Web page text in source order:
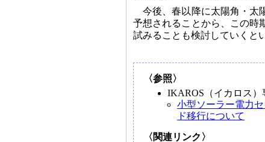
今後、春以降に太陽角・太
予想されることから、この時
試みることも検討していくと
〈参照〉
IKAROS（イカロス）
小型ソーラー電力
ド移行について
〈関連リンク〉